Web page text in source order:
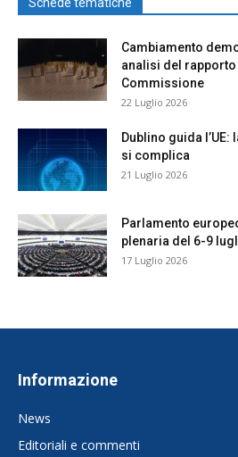
Cambiamento
analisi del rapporto
Commissione
22 Luglio 2026
Dublino guida l’UE:
si complica
21 Luglio 2026
Parlamento
plenaria del 6-9
17 Luglio 2026
Informazione
News
Editoriali e commenti